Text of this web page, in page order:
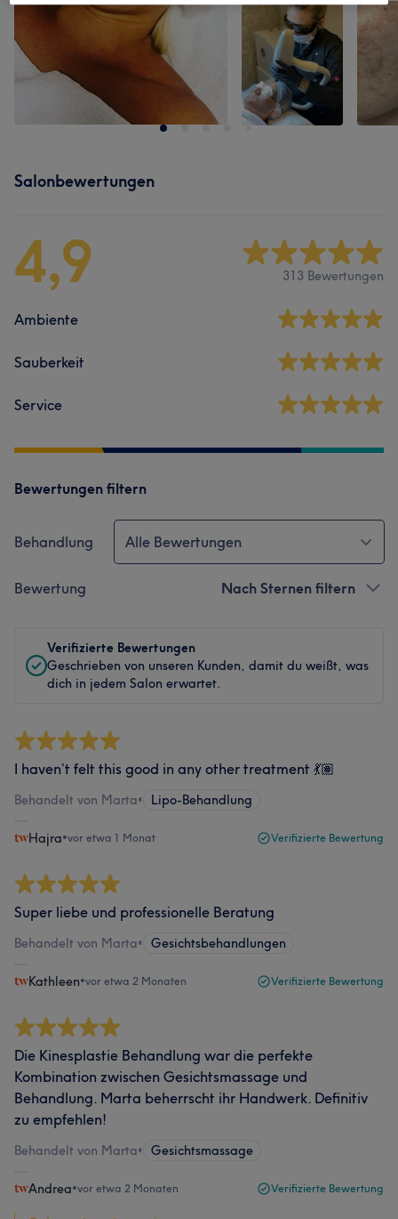
Salonbewertungen
4,9 313 Bewertungen
Ambiente
Sauberkeit
Service
Bewertungen filtern
Behandlung Alle Bewertungen
Bewertung Nach Sternen filtern
Verifizierte Bewertungen
Geschrieben von unseren Kunden, damit du weißt, was
dich in jedem Salon erwartet.
I haven’t felt this good in any other treatment 💃🏽
Behandelt von Marta• Lipo-Behandlung
Hajra•vor etwa 1 Monat Verifizierte Bewertung
Super liebe und professionelle Beratung
Behandelt von Marta• Gesichtsbehandlungen
Kathleen•vor etwa 2 Monaten Verifizierte Bewertung
Die Kinesplastie Behandlung war die perfekte
Kombination zwischen Gesichtsmassage und
Behandlung. Marta beherrscht ihr Handwerk. Definitiv
zu empfehlen!
Behandelt von Marta• Gesichtsmassage
Andrea•vor etwa 2 Monaten Verifizierte Bewertung